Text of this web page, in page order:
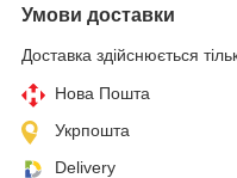
Умови доставки
Доставка здійснюється
Нова Пошта
Укрпошта
Delivery